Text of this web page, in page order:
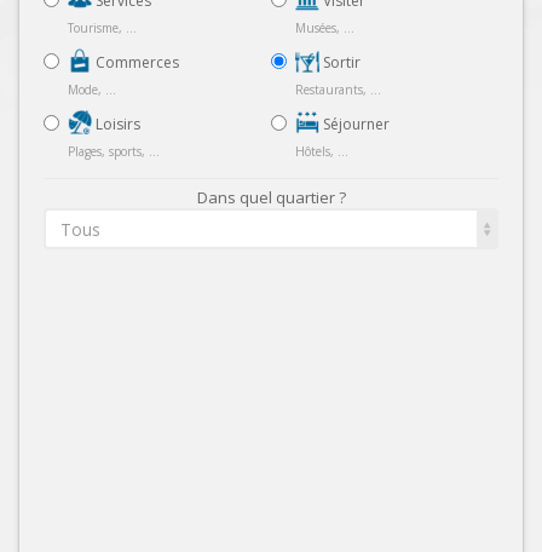
Tourisme, ...
Commerces
Mode, ...
Loisirs
Plages, sports, ...
Musées, ...
Sortir
Restaurants, ...
Séjourner
Hôtels, ...
Dans quel quartier ?
Tous